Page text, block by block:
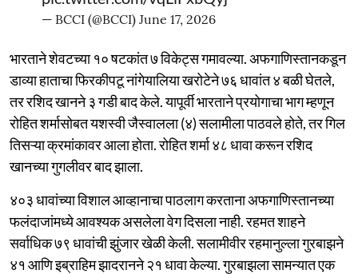
— BCCI (@BCCI) June 17, 2026
भारताने शेवटच्या १० षटकांत ७ विकेट्स गमावल्या. अफगाणिस्तानकडून
डाव्या हाताचा फिरकीपटू नांगेयालिया खरोटेने ७६ धावांत ४ बळी घेतले,
तर रशिद खानने ३ गडी बाद केले. यापूर्वी भारताने प्रयोगाचा भाग म्हणून
रोहित शर्मासोबत यशस्वी जैस्वालला (४) सलामीला पाठवले होते, तर गिल
तिसऱ्या क्रमांकावर आला होता. रोहित शर्मा ४८ धावा करून रशिद
खानच्या गुगलीवर बाद झाला.
४०३ धावांच्या विशाल आव्हानाचा पाठलाग करताना अफगाणिस्तानच्या
फलंदाजांमध्ये आवश्यक असलेला वेग दिसला नाही. रहमत शाहने
सर्वाधिक ७९ धावांची झुंजार खेळी केली. सलामीवीर रहमानुल्ला गुरबाझने
४१ आणि इब्राहिम झादरानने २१ धावा केल्या. गुरबाझला सामन्यात एक